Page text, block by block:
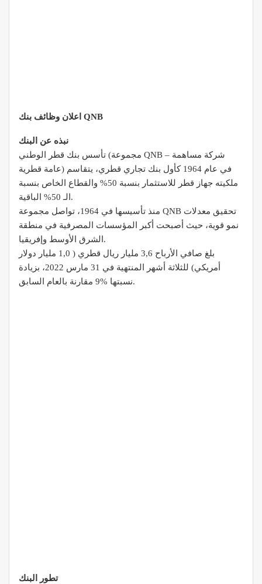
اعلان وظائف بنك QNB
نبذه عن البنك
تأسس بنك قطر الوطني (مجموعة QNB – شركة مساهمة
عامة قطرية) في عام 1964 كأول بنك تجاري قطري، يتقاسم
ملكيته جهاز قطر للاستثمار بنسبة 50% والقطاع الخاص بنسبة
الـ 50% الباقية.
منذ تأسيسها في 1964، تواصل مجموعة QNB تحقيق معدلات
نمو قوية، حيث أصبحت أكبر المؤسسات المصرفية في منطقة
الشرق الأوسط وإفريقيا.
بلغ صافي الأرباح 3,6 مليار ريال قطري ( 1,0 مليار دولار
أمريكي) للثلاثة أشهر المنتهية في 31 مارس 2022، بزيادة
نسبتها %9 مقارنة بالعام السابق.
تطور البنك